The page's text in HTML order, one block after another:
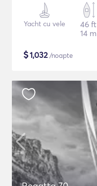
Yacht cu vele
46 ft
14 m
$1,032/noapte